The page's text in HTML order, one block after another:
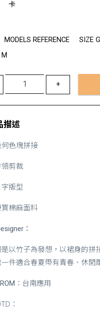
卡
MODELS REFERENCE
SIZE
M
+
描述
何色塊拼接
領剪裁
字版型
質棉麻面料
：
以竹子為發想，以裙身的拼
一件適合春夏帶有青春、休閒
：台南應用
：